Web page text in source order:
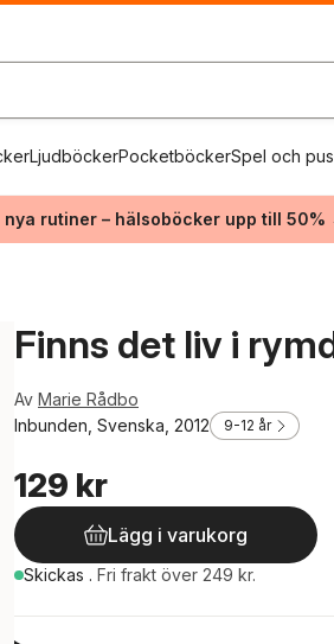
LjudböckerPocketböckerSpel och
nya rutiner – hälsoböcker upp till 50%
Finns det liv i
Av Marie Rådbo
Inbunden, Svenska, 2012
9-12 år
129 kr
Lägg i varukorg
Skickas . Fri frakt över 249 kr.